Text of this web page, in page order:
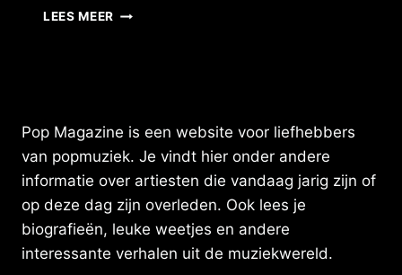
LEES MEER ERIK
GELUIDSTECHNICUS
EEN
BIJZONDERE
CARRIÈRE
DIE
HEM
VAN
Pop Magazine is een website voor liefhebbers
van popmuziek. Je vindt hier onder andere
informatie over artiesten die vandaag jarig zijn of
op deze dag zijn overleden. Ook lees je
biografieën, leuke weetjes en andere
interessante verhalen uit de muziekwereld.